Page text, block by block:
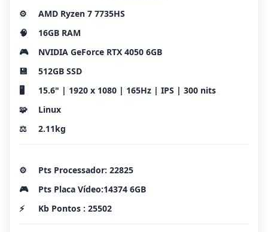
⚙️
AMD Ryzen 7 7735HS
🧠
16GB RAM
🎮
NVIDIA GeForce RTX 4050 6GB
💾
512GB SSD
🖥️
15.6" | 1920 x 1080 | 165Hz | IPS | 300 nits
🧩
Linux
⚖️
2.11kg
⚙️
Pts Processador: 22825
🎮
Pts Placa Vídeo:14374 6GB
⚡
Kb Pontos : 25502